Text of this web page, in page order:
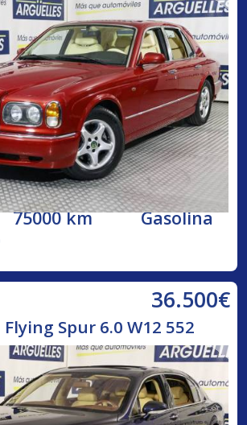
75000 km Gasolina
36.500€
Spur 6.0 W12 552